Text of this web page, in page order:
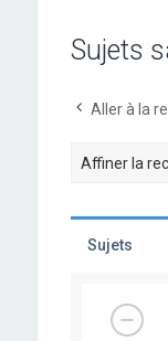
Sujets
Aller à la
Sujets